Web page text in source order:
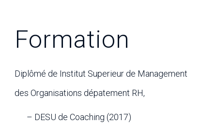
Formation
Diplômé de Institut Superieur de Management
des Organisations dépatement RH,
– DESU de Coaching (2017)